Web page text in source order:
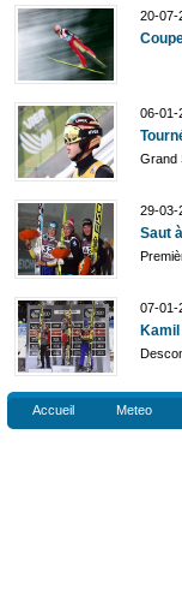
20-07-
06-01-
Grand
29-03-
Saut
07-01-
Kamil
Accueil Meteo